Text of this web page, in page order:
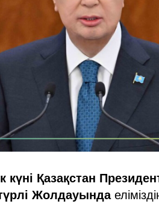
Қазақстан
Жолдауында